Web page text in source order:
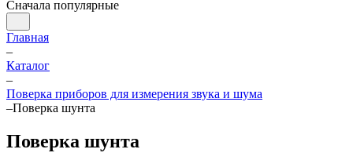
Сначала популярные
Главная
–
Каталог
–
Поверка приборов для измерения звука и шума
–Поверка шунта
Поверка шунта